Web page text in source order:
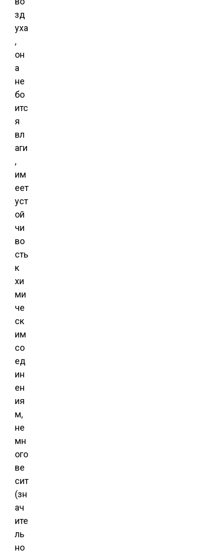
зд
уха
,
он
а
не
бо
итс
я
вл
аги
,
им
еет
уст
ой
чи
во
сть
к
хи
ми
че
ск
им
со
ед
ин
ен
ия
м,
не
мн
ого
ве
сит
(зн
ач
ите
ль
но